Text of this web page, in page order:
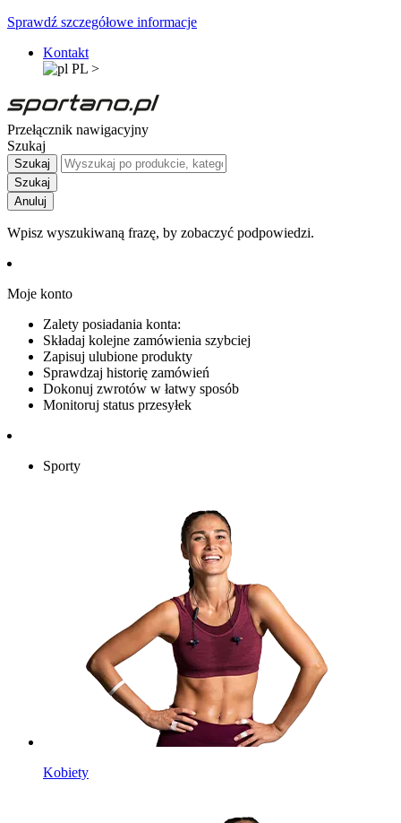
Sprawdź szczegółowe informacje
Kontakt
PL >
Przełącznik nawigacyjny
Szukaj
Szukaj
Szukaj
Anuluj
Wpisz wyszukiwaną frazę, by zobaczyć podpowiedzi.
Moje konto
Zalety posiadania konta:
Składaj kolejne zamówienia szybciej
Zapisuj ulubione produkty
Sprawdzaj historię zamówień
Dokonuj zwrotów w łatwy sposób
Monitoruj status przesyłek
Sporty
Kobiety